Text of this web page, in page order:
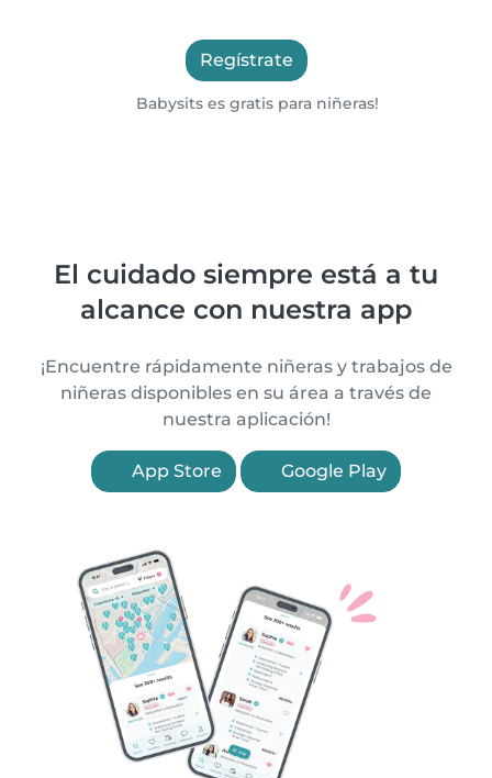
Regístrate
Babysits es gratis para niñeras!
El cuidado siempre está a tu
alcance con nuestra app
¡Encuentre rápidamente niñeras y trabajos de
niñeras disponibles en su área a través de
nuestra aplicación!
App Store Google Play